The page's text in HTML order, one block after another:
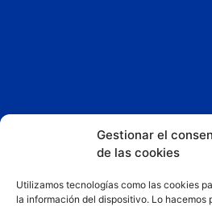
Gestionar el
de las cookies
Utilizamos tecnologías como las cookies
la información del dispositivo. Lo hacemos
Esta App y sitio web asociado
Consigue un 25% de